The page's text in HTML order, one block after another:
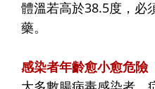
體溫若高於38.5度，必
藥。
感染者年齡愈小愈危險